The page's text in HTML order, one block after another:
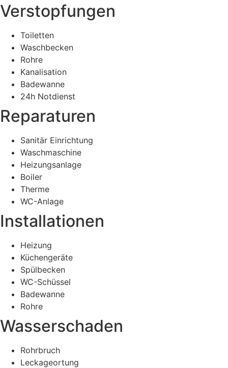
Verstopfungen
Toiletten
Waschbecken
Rohre
Kanalisation
Badewanne
24h Notdienst
Reparaturen
Sanitär Einrichtung
Waschmaschine
Heizungsanlage
Boiler
Therme
WC-Anlage
Installationen
Heizung
Küchengeräte
Spülbecken
WC-Schüssel
Badewanne
Rohre
Wasserschaden
Rohrbruch
Leckageortung